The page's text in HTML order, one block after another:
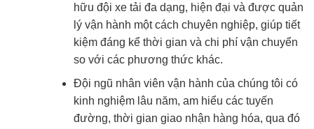
hữu đội xe tải đa dạng, hiện đại và được quản
lý vận hành một cách chuyên nghiệp, giúp tiết
kiệm đáng kể thời gian và chi phí vận chuyển
so với các phương thức khác.
Đội ngũ nhân viên vận hành của chúng tôi có
kinh nghiệm lâu năm, am hiểu các tuyến
đường, thời gian giao nhận hàng hóa, qua đó